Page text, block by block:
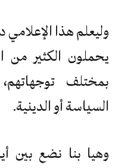
وليعلم هذا
يحملون الكثير
بمختلف
السياسة أو الدينية.
وهيا بنا نضع بين